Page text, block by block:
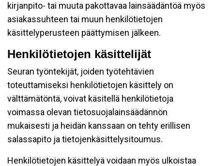
kirjanpito- tai muuta pakottavaa lainsäädäntöä myös
asiakassuhteen tai muun henkilötietojen
käsittelyperusteen päättymisen jälkeen.
Henkilötietojen käsittelijät
Seuran työntekijät, joiden työtehtävien
toteuttamiseksi henkilötietojen käsittely on
välttämätöntä, voivat käsitellä henkilötietoja
voimassa olevan tietosuojalainsäädännön
mukaisesti ja heidän kanssaan on tehty erillisen
salassapito ja tietojenkäsittelysitoumus.
Henkilötietojen käsittelyä voidaan myös ulkoistaa